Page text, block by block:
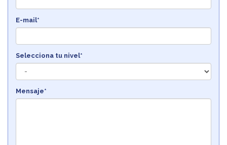
E-mail*
Selecciona tu nivel*
Mensaje*